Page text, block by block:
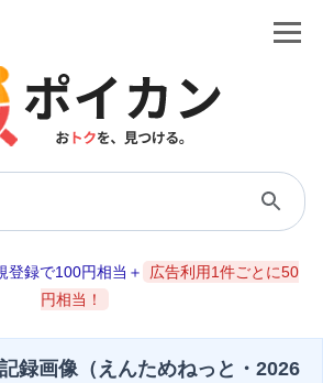
登録で100円相当＋
広告利用1件ごとに50
円相当！
録画像（えんためねっと・2026